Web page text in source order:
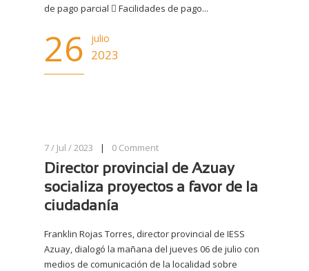
de pago parcial  Facilidades de pago...
26 julio
2023
7 / Jul / 2023 | 0 Comment
Director provincial de Azuay
socializa proyectos a favor de la
ciudadanía
Franklin Rojas Torres, director provincial de IESS
Azuay, dialogó la mañana del jueves 06 de julio con
medios de comunicación de la localidad sobre